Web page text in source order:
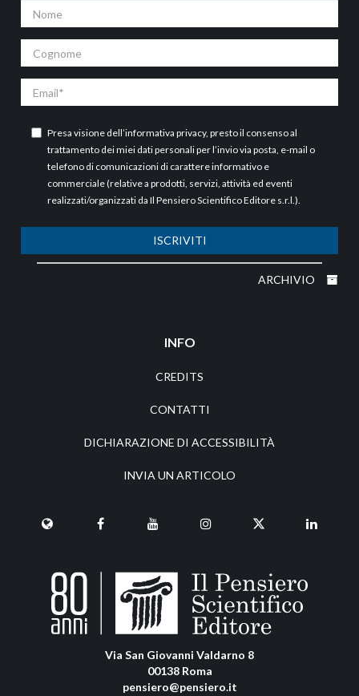
Presa visione dell’informativa privacy, presto il consenso al
trattamento dei miei dati personali per l’invio via posta, e-mail o
telefono di comunicazioni di carattere informativo e
commerciale (relative a prodotti, servizi, attività ed eventi
realizzati/organizzati da Il Pensiero Scientifico Editore s.r.l.).
ISCRIVITI
ARCHIVIO
INFO
CREDITS
CONTATTI
DICHIARAZIONE DI ACCESSIBILITÀ
INVIA UN ARTICOLO
Via San Giovanni Valdarno 8
00138 Roma
pensiero@pensiero.it